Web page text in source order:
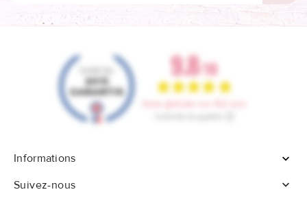
Informations

Suivez-nous
